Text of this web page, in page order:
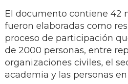
El documento contiene 42
fueron elaboradas como
proceso de participación
de 2000 personas, entre
organizaciones civiles, el
academia y las personas